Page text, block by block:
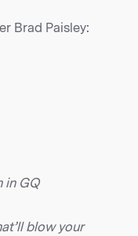
Brad Paisley:
in GQ
blow your